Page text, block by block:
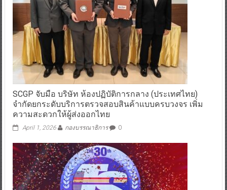
SCGP จับมือ บริษัท ห้องปฏิบัติการกลาง (ประเทศไทย)
จำกัดยกระดับบริการตรวจสอบสินค้าแบบครบวงจร เพิ่ม
ความสะดวกให้ผู้ส่งออกไทย
April 1, 2026 กองบรรณาธิการ 0